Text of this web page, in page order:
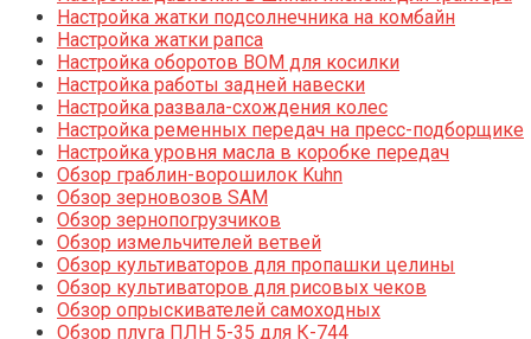
Настройка жатки подсолнечника на комбайн
Настройка жатки рапса
Настройка оборотов ВОМ для косилки
Настройка работы задней навески
Настройка развала-схождения колес
Настройка ременных передач на пресс-подборщике
Настройка уровня масла в коробке передач
Обзор граблин-ворошилок Kuhn
Обзор зерновозов SAM
Обзор зернопогрузчиков
Обзор измельчителей ветвей
Обзор культиваторов для пропашки целины
Обзор культиваторов для рисовых чеков
Обзор опрыскивателей самоходных
Обзор плуга ПЛН 5-35 для К-744